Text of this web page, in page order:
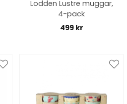
Lodden Lustre muggar,
4-pack
499 kr